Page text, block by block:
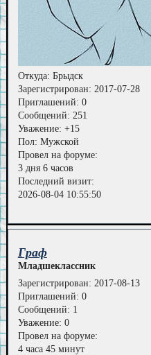
Откуда: Брыдск
Зарегистрирован: 2017-07-28
Приглашений: 0
Сообщений: 251
Уважение: +15
Пол: Мужской
Провел на форуме:
3 дня 6 часов
Последний визит:
2026-08-04 10:55:50
Граф
Младшеклассник
Зарегистрирован: 2017-08-13
Приглашений: 0
Сообщений: 1
Уважение: 0
Провел на форуме:
4 часа 45 минут